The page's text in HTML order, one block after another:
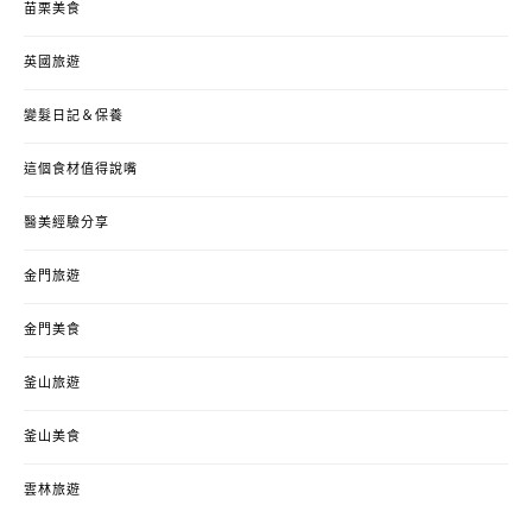
苗栗美食
英國旅遊
變髮日記＆保養
這個食材值得說嘴
醫美經驗分享
金門旅遊
金門美食
釜山旅遊
釜山美食
雲林旅遊